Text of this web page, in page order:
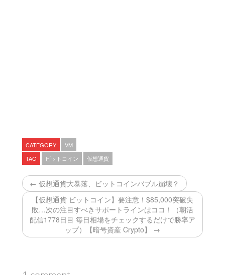
CATEGORY
VM
TAG
ビットコイン 仮想通貨
← 仮想通貨大暴落、ビットコインバブル崩壊？
【仮想通貨 ビットコイン】要注意！$85,000突破失
敗…次の注目すべきサポートラインはココ！（朝活
配信1778日目 毎日相場をチェックするだけで勝率ア
ップ）【暗号資産 Crypto】 →